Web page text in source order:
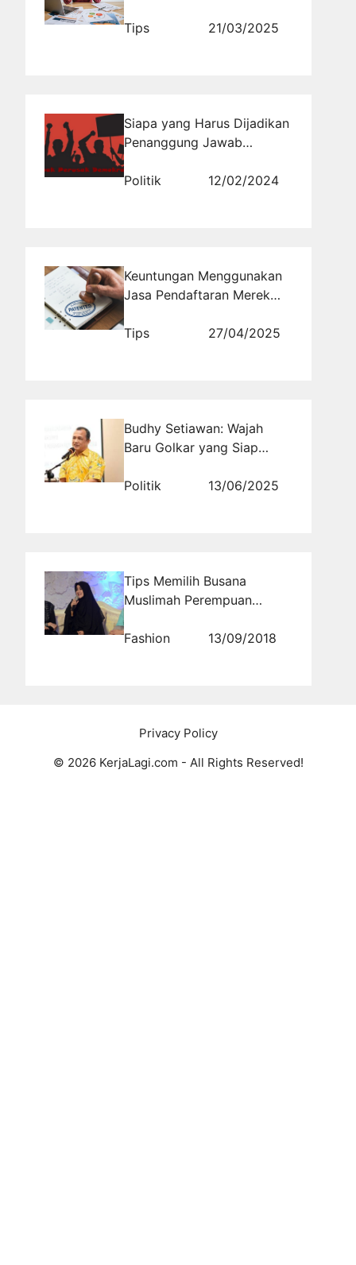
untuk Hasil yang Lebih Baik
Tips 21/03/2025
Siapa yang Harus Dijadikan
Penanggung Jawab
Demokrasi?
Politik 12/02/2024
Keuntungan Menggunakan
Jasa Pendaftaran Merek
Tips
27/04/2025
Budhy Setiawan: Wajah
Baru Golkar yang Siap
Barat III
Politik 13/06/2025
Tips Memilih Busana
Muslimah Perempuan
Fashion
13/09/2018
Privacy Policy
© 2026 KerjaLagi.com - All Rights Reserved!